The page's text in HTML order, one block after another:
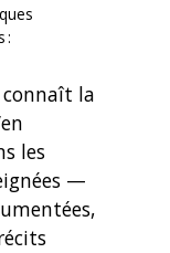
:
la
les
—